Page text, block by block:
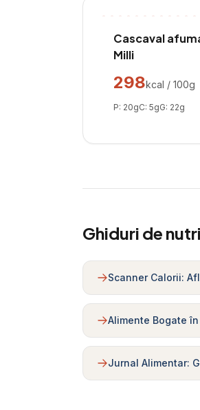
Cascaval
Milli
298kcal / 100g
P: 20gC: 5gG: 22g
Ghiduri de
Scanner Calorii:
Alimente Bogate
Jurnal Alimentar: